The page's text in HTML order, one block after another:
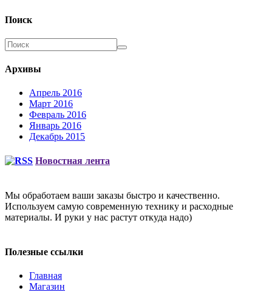
Поиск
Архивы
Апрель 2016
Март 2016
Февраль 2016
Январь 2016
Декабрь 2015
Новостная лента
Мы обработаем ваши заказы быстро и качественно.
Используем самую современную технику и расходные
материалы. И руки у нас растут откуда надо)
Полезные ссылки
Главная
Магазин